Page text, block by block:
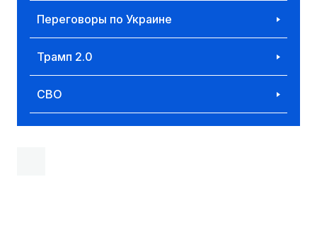
Переговоры по Украине
Трамп 2.0
СВО